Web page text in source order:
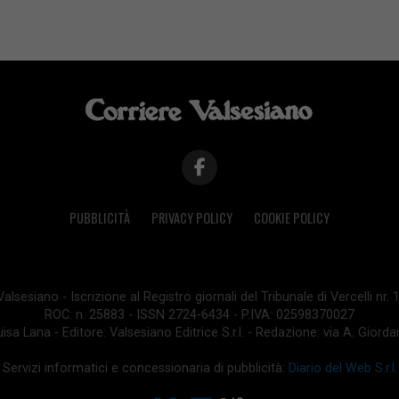
PUBBLICITÀ PRIVACY POLICY COOKIE POLICY
- Iscrizione al Registro giornali del Tribunale di Vercelli nr.
ROC: n. 25883 - ISSN 2724-6434 - P.IVA: 02598370027
Lana - Editore: Valsesiano Editrice S.r.l. - Redazione: via A.
Servizi informatici e concessionaria di pubblicità: Diario del Web S.r.l.